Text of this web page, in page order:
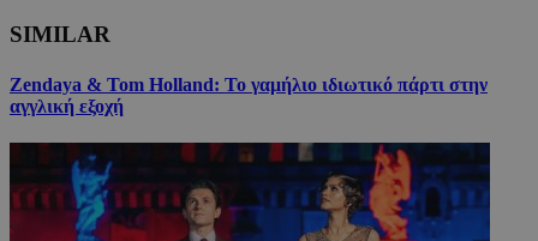
SIMILAR
Zendaya & Tom Holland: Το γαμήλιο ιδιωτικό πάρτι στην
αγγλική εξοχή